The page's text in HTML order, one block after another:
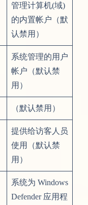
管理计算机(域)
的内置帐户（默
认禁用）
系统管理的用户
帐户（默认禁
用）
（默认禁用）
提供给访客人员
使用（默认禁
用）
系统为 Windows
Defender 应用程